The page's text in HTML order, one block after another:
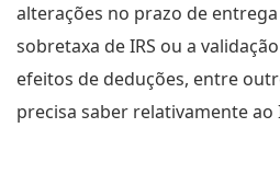
alterações no prazo de
sobretaxa de IRS ou a
efeitos de deduções, entre
precisa saber relativamente ao